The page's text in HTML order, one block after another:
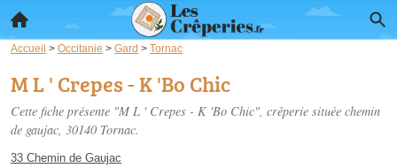
Accueil > Occitanie > Gard > Tornac
M L ' Crepes - K 'Bo Chic
Cette fiche présente "M L ' Crepes - K 'Bo Chic", crêperie située chemin
de gaujac, 30140 Tornac.
33 Chemin de Gaujac